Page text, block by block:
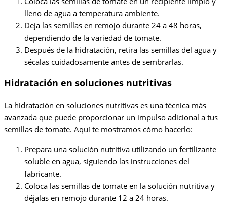
lleno de agua a temperatura ambiente.
Deja las semillas en remojo durante 24 a 48 horas,
dependiendo de la variedad de tomate.
Después de la hidratación, retira las semillas del agua y
sécalas cuidadosamente antes de sembrarlas.
Hidratación en soluciones nutritivas
La hidratación en soluciones nutritivas es una técnica más
avanzada que puede proporcionar un impulso adicional a tus
semillas de tomate. Aquí te mostramos cómo hacerlo:
Prepara una solución nutritiva utilizando un fertilizante
soluble en agua, siguiendo las instrucciones del
fabricante.
Coloca las semillas de tomate en la solución nutritiva y
déjalas en remojo durante 12 a 24 horas.